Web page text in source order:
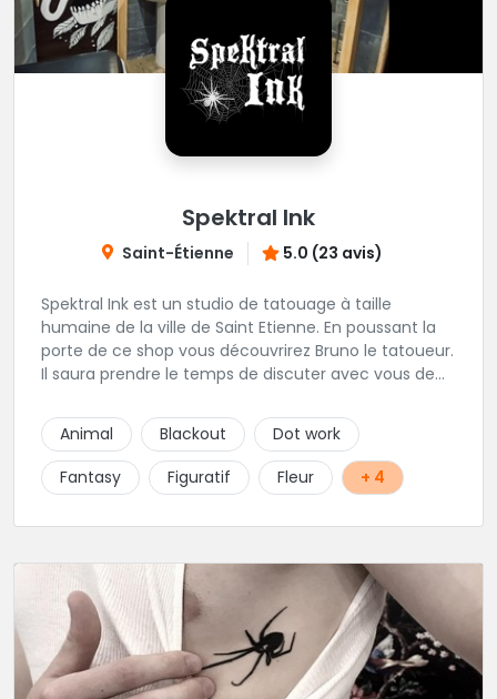
Spektral Ink
Saint-Étienne 5.0 (23 avis)
Spektral Ink est un studio de tatouage à taille
humaine de la ville de Saint Etienne. En poussant la
porte de ce shop vous découvrirez Bruno le tatoueur.
Il saura prendre le temps de discuter avec vous de
un message ou à l'appeler.
Animal Blackout
Dot work
Fantasy
Figuratif Fleur + 4